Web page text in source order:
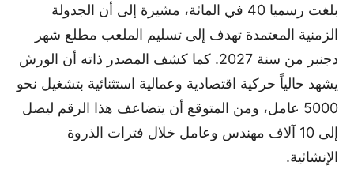
بلغت رسميا 40 في المائة، مشيرة إلى أن الجدولة
الزمنية المعتمدة تهدف إلى تسليم الملعب مطلع شهر
دجنبر من سنة 2027. كما كشف المصدر ذاته أن الورش
يشهد حالياً حركية اقتصادية وعمالية استثنائية بتشغيل نحو
5000 عامل، ومن المتوقع أن يتضاعف هذا الرقم ليصل
إلى 10 آلاف مهندس وعامل خلال فترات الذروة
الإنشائية.